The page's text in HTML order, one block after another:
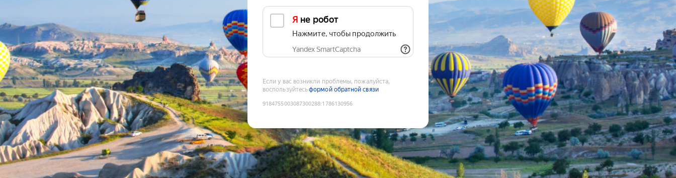
Я не робот
Нажмите, чтобы продолжить
Yandex SmartCaptcha
Если у вас возникли проблемы, пожалуйста,
воспользуйтесьформой обратной связи
9184755003087300288:1786130956